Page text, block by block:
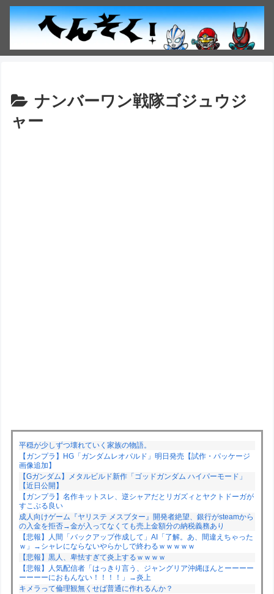
ナンバーワン戦隊ゴジュウジ
ャー
平穏が少しずつ壊れていく家族の物語。
【ガンプラ】HG「ガンダムレオパルド」明日発売【試作・パッケージ
画像追加】
【Gガンダム】メタルビルド新作「ゴッドガンダム ハイパーモード」
【近日公開】
【ガンプラ】名作キットスレ、逆シャアだとリガズィとヤクトドーガが
すこぶる良い
成人向けゲーム『ヤリステ メスブター』開発者絶望、銀行がsteamから
の入金を拒否→金が入ってなくても売上金額分の納税義務あり
【悲報】人間「バックアップ作成して」AI「了解。あ、間違えちゃった
ｗ」→シャレにならないやらかしで終わるｗｗｗｗｗ
【悲報】黒人、卑怯すぎて炎上するｗｗｗｗ
【悲報】人気配信者「はっきり言う、ジャングリア沖縄ほんとーーーー
ーーーーにおもんない！！！！」→炎上
キメラって倫理観無くせば普通に作れるんか？